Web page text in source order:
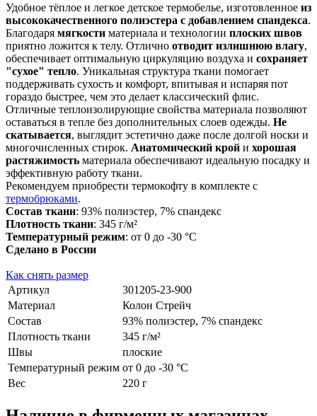
Удобное тёплое и легкое детское термобелье, изготовленное из
высококачественного полиэстера с добавлением спандекса.
Благодаря мягкости материала и технологии плоских швов
приятно ложится к телу. Отлично отводит излишнюю влагу,
обеспечивает оптимальную циркуляцию воздуха и сохраняет
"сухое" тепло. Уникальная структура ткани помогает
поддерживать сухость и комфорт, впитывая и испаряя пот
гораздо быстрее, чем это делает классический флис.
Отличные теплоизолирующие свойства материала позволяют
оставаться в тепле без дополнительных слоев одежды. Не
скатывается, выглядит эстетично даже после долгой носки и
многочисленных стирок. Анатомический крой и хорошая
растяжимость материала обеспечивают идеальную посадку и
эффективную работу ткани.
Рекомендуем приобрести термокофту в комплекте с
термобрюками.
Состав ткани: 93% полиэстер, 7% спандекс
Плотность ткани: 345 г/м²
Температурный режим: от 0 до -30 °С
Сделано в России
Как снять размер
Артикул
301205-23-900
Материал
Колон Стрейч
Состав
93% полиэстер, 7% спандекс
Плотность ткани
345 г/м²
Швы
плоские
Температурный режим от 0 до -30 °С
Вес
220 г